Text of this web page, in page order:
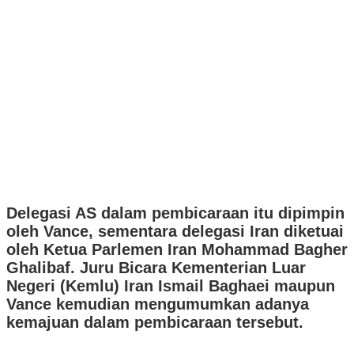
Delegasi AS dalam pembicaraan itu dipimpin
oleh Vance, sementara delegasi Iran diketuai
oleh Ketua Parlemen Iran Mohammad Bagher
Ghalibaf. Juru Bicara Kementerian Luar
Negeri (Kemlu) Iran Ismail Baghaei maupun
Vance kemudian mengumumkan adanya
kemajuan dalam pembicaraan tersebut.